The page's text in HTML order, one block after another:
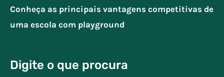
Conheça as principais vantagens competitivas de
uma escola com playground
Digite o que procura